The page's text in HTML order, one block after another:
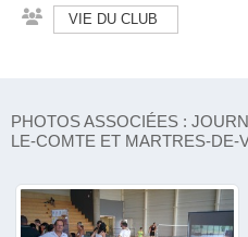
VIE DU CLUB
PHOTOS ASSOCIÉES :
LE-COMTE ET MARTRES-DE-